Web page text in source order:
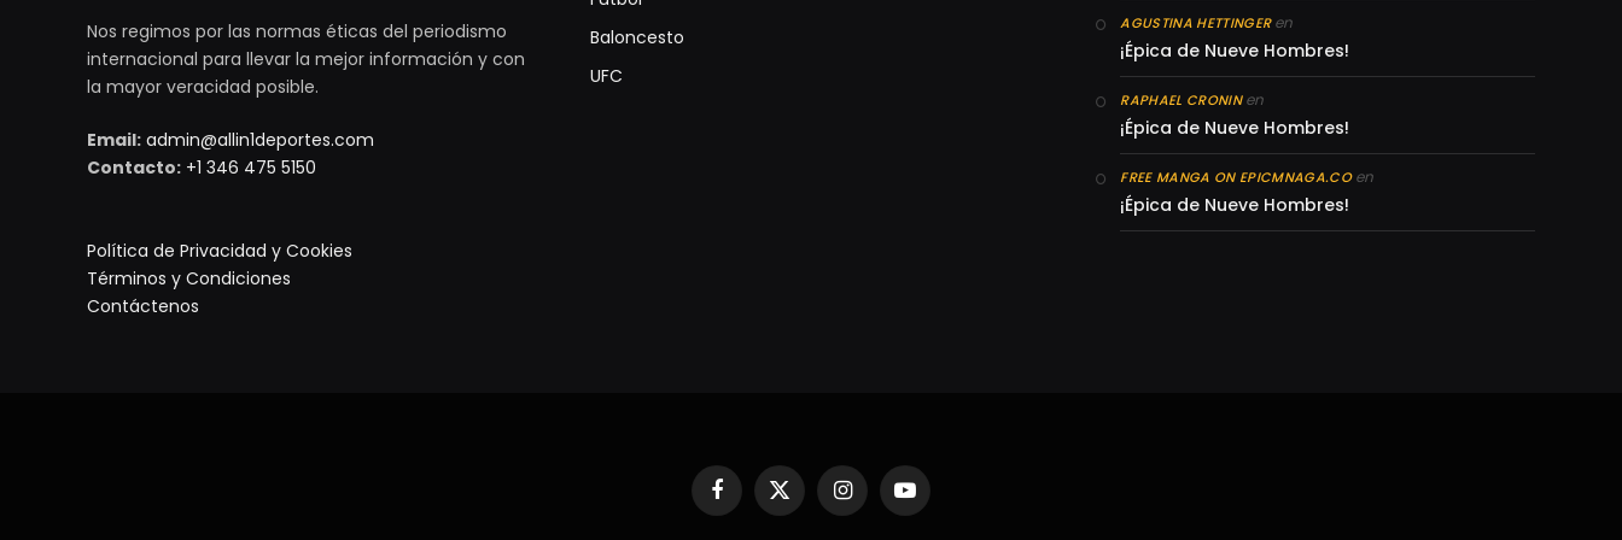
Nos regimos por las normas éticas del periodismo
internacional para llevar la mejor información y con
la mayor veracidad posible.
Email: admin@allin1deportes.com
Contacto: +1 346 475 5150
Política de Privacidad y Cookies
Términos y Condiciones
Contáctenos
Baloncesto
UFC
AGUSTINA HETTINGERen
¡Épica de Nueve Hombres!
RAPHAEL CRONINen
¡Épica de Nueve Hombres!
FREE MANGA ON EPICMNAGA.COen
¡Épica de Nueve Hombres!
Facebook
X
(Twitter)
InstagramYouTube